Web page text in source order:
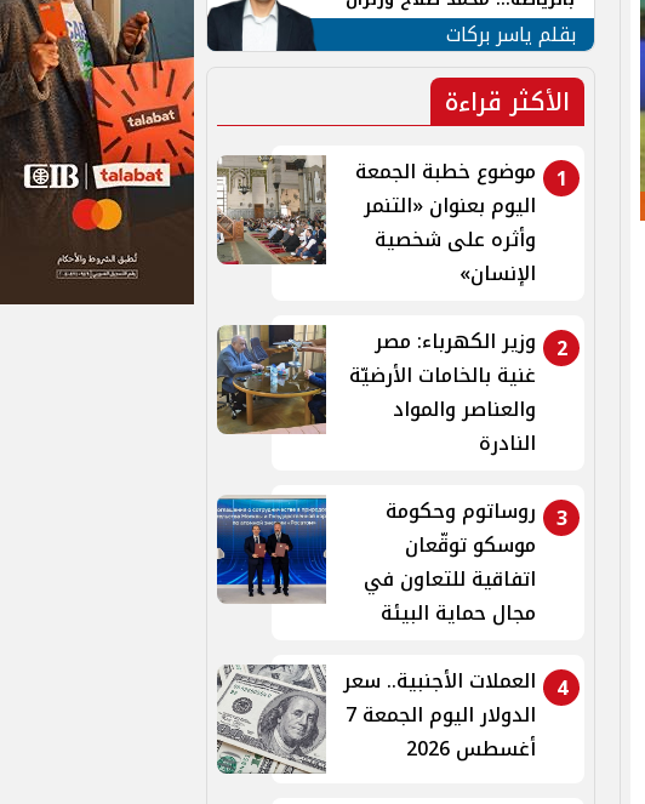
الهوية في الشارع التركي
بقلم ياسر بركات
الأكثر قراءة
1
موضوع خطبة الجمعة
اليوم بعنوان «التنمر
وأثره على شخصية
الإنسان»
2
وزير الكهرباء: مصر
غنية بالخامات الأرضيّة
والعناصر والمواد
النادرة
3 روساتوم وحكومة
موسكو توقّعان
اتفاقية للتعاون في
مجال حماية البيئة
4
العملات الأجنبية.. سعر
الدولار اليوم الجمعة 7
أغسطس 2026